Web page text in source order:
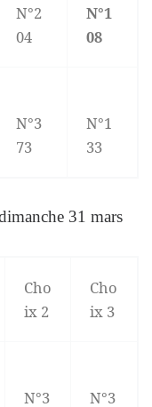
N°2
04
N°1
08
N°3
73
N°1
33
31 mars
Cho
ix 2
Cho
ix 3
N°3
N°3